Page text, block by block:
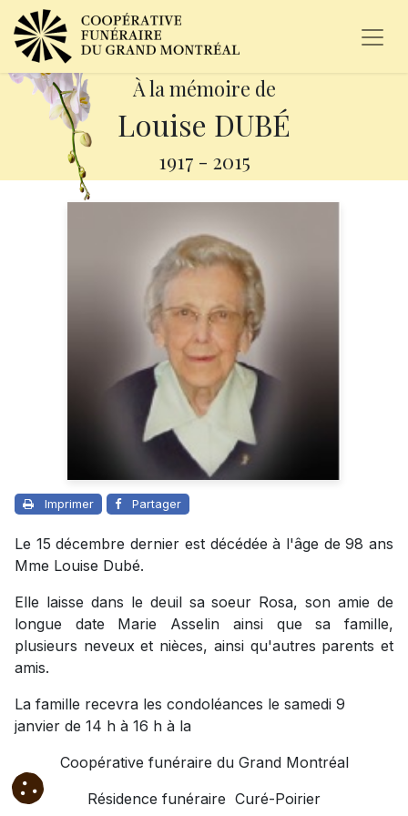
À la mémoire de
Louise DUBÉ
1917 - 2015
Imprimer Partager
Le 15 décembre dernier est décédée à l'âge de 98 ans
Mme Louise Dubé.
Elle laisse dans le deuil sa soeur Rosa, son amie de
longue date Marie Asselin ainsi que sa famille,
plusieurs neveux et nièces, ainsi qu'autres parents et
amis.
La famille recevra les condoléances le samedi 9
janvier de 14 h à 16 h à la
Coopérative funéraire du Grand Montréal
Résidence funéraire Curé-Poirier